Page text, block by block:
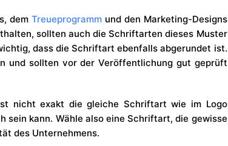
demTreueprogramm und den Marketing-Designs
sollten auch die Schriftarten dieses Muster
dass die Schriftart ebenfalls abgerundet ist.
und sollten vor der Veröffentlichung gut geprüft
nicht exakt die gleiche Schriftart wie im Logo
sein kann. Wähle also eine Schriftart, die gewisse
des Unternehmens.